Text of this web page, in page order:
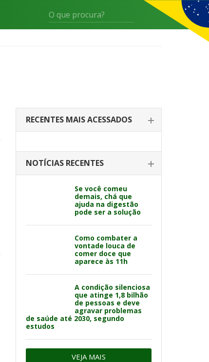
RECENTES MAIS ACESSADOS
NOTÍCIAS RECENTES
Se você comeu
demais, chá que
ajuda na digestão
pode ser a solução
Como combater a
vontade louca de
comer doce que
aparece às 11h
A condição silenciosa
que atinge 1,8 bilhão
de pessoas e deve
agravar problemas
de saúde até 2030, segundo
estudos
VEJA MAIS